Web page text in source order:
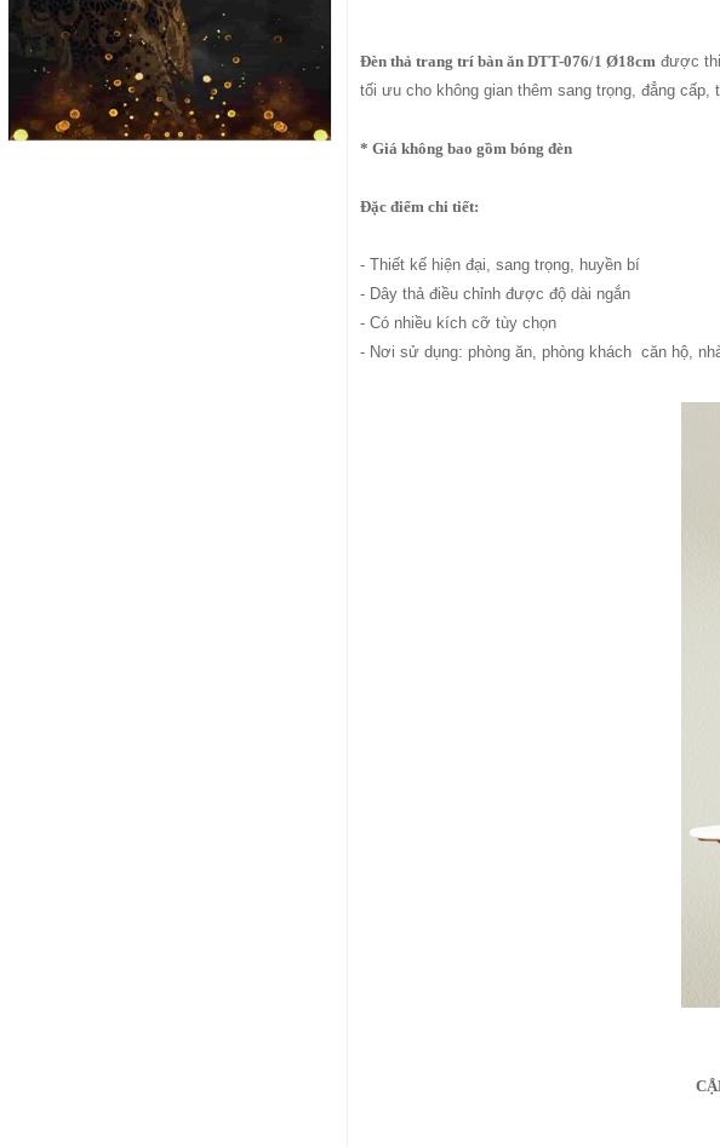
Đèn thả trang trí bàn ăn DTT-076/1 Ø18cm được
tối ưu cho không gian thêm sang trọng, đẳng
* Giá không bao gồm bóng đèn
Đặc điểm chi tiết:
- Thiết kế hiện đại, sang trọng, huyền bí
- Dây thả điều chỉnh được độ dài ngắn
- Có nhiều kích cỡ tùy chọn
- Nơi sử dụng: phòng ăn, phòng khách căn hộ,